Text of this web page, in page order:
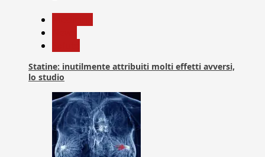
Statine: inutilmente attribuiti molti effetti avversi,
lo studio